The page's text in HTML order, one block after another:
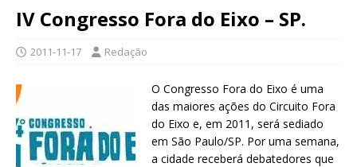
IV Congresso Fora do Eixo – SP.
2011-11-17 Redação
O Congresso Fora do Eixo é uma
das maiores ações do Circuito Fora
do Eixo e, em 2011, será sediado
em São Paulo/SP. Por uma semana,
a cidade receberá debatedores que